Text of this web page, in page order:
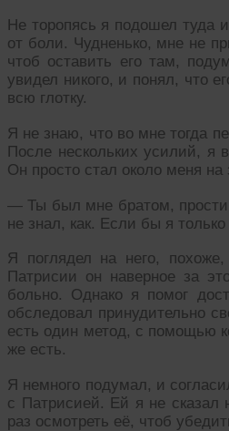
Не торопясь я подошел туда
от боли. Чудненько, мне не
чтоб оставить его там,
увидел никого, и понял, что
всю глотку.
Я не знаю, что во мне тогда
После нескольких усилий,
Он просто стал около меня на
— Ты был мне братом, прости,
не знал, как. Если бы я
Я поглядел на него,
Патрисии он наверное за
больно. Однако я помог
обследовал принудительно
есть один метод, с помощью
же есть.
Я немного подумал, и
с Патрисией. Ей я не сказал
раз осмотреть её, чтоб